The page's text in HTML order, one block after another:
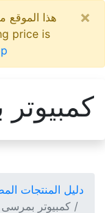
price is
دليل المنتجات
كمبيوتر بمرسى